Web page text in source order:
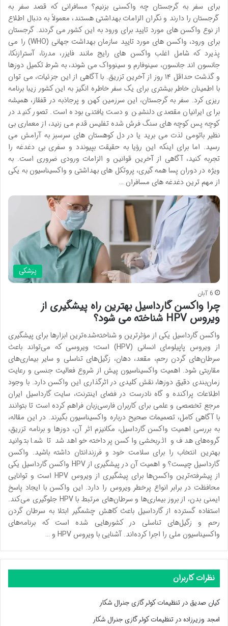
برای سفر به گرجستان چه واکسنی بزنیم؟ مسافرانی که قصد سفر به
گرجستان را دارند و نگران الزامات بهداشتی هستند، معمولاً به دنبال اطلاع
از نوع واکسن های مورد تایید برای ورود به این کشور می گردند. گرجستان
برای ورود، واکسن های مورد تایید سازمان بهداشت جهانی (WHO) را می
پذیرد که شامل اغلب واکسن های رایج مانند فایزر، مدرنا، آسترازنکا،
جانسون اند جانسون، سینوفارم و سینوواک می شوند، به شرط تکمیل دوزها
و گذشت حداقل ۱۴ روز از آخرین تزریق. با آگاهی از این جزئیات، می توان
با اطمینان خاطر بیشتری برای یک سفر خاطره انگیز به این کشور زیبا برنامه
ریزی کرد. سفر به گرجستان، این سرزمین کهن و پرجاذبه در قفقاز، همیشه
برای ایرانیان مقصدی دلنشین و دست یافتنی بوده است. تصور کنید در
کوچه پس کوچه های سنگ فرش شده تفلیس قدم می زنید، از معماری بی
نظیر باتومی لذت می برید یا در دل کوهستان های سرسبز به آرامش می
رسید. اما برای اینکه این رؤیا به حقیقت بپیوندد و سفری بی دغدغه را
تجربه کنید، آگاهی از آخرین قوانین و الزامات ورودی ضروری است. به
ویژه در دوران پسا همه گیری، پروتکل های بهداشتی و واکسیناسیون به یکی
از مهم ترین دغدغه های مسافران …
پزشکی
6 آبان
چرا واکسن گارداسیل بهترین راه پیشگیری از
ویروس HPV شناخته می شود؟
واکسن گارداسیل یکی از مؤثرترین و شناخته‌شده‌ترین ابزارها برای پیشگیری
از ویروس پاپیلومای انسانی (HPV) است؛ ویروسی که می‌تواند باعث
سرطان‌های گردن رحم، مقعد، دهان، زگیل‌های تناسلی و سایر بیماری‌های
مقاربتی شود. اهمیت واکسیناسیون پیش از شروع فعالیت جنسی و رعایت
زمان‌بندی دقیق دوزها، نقش کلیدی در اثرگذاری این واکسن دارد. با وجود
اطلاعات پراکنده و گاه نادرست در فضای اینترنت، سایت گارداسیل ایران
مرجع تخصصی و علمی برای کاربران فارسی‌زبان فراهم کرده است تا بتوانند
با آگاهی کامل، تصمیمات صحیح درباره واکسیناسیون بگیرند. در این مقاله،
به بررسی اهمیت واکسن گارداسیل، مکانیزم اثر آن، دوزها و برنامه تزریق،
گروه‌های هدف و اثربخشی واکسن پرداخته خواهد شد تا شما بتوانید
بهترین انتخاب را برای سلامت خود و فرزندانتان داشته باشید. واکسن
گارداسیل چیست؟ و اهمیت آن در پیشگیری از HPV واکسن گارداسیل یکی
از پیشرفته‌ترین واکسن‌ها برای پیشگیری از ویروس HPV است و توانایی
محافظت در برابر انواع پرخطر ویروس را دارد. این واکسن با ایجاد پاسخ
ایمنی بدن، از بروز بیماری‌ها و سرطان‌های مرتبط با HPV جلوگیری می‌کند.
استفاده گسترده از گارداسیل باعث کاهش چشمگیر ابتلا به سرطان گردن
رحم و زگیل‌های تناسلی در کشورهایی شده است که برنامه‌های
واکسیناسیون ملی را اجرا کرده‌اند. آشنایی با ویروس HPV و …
نظرات کاربران
کیان صدیق در تنظیمات کولر گازی جنرال شکار
امجد وزیرزاده در تنظیمات کولر گازی جنرال شکار